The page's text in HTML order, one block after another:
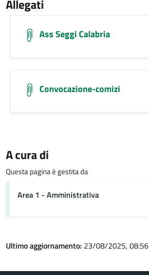
Allegati
Ass Seggi Calabria
Convocazione-comizi
A cura di
Questa pagina è gestita da
Area 1 - Amministrativa
Ultimo aggiornamento: 23/08/2025, 08:56